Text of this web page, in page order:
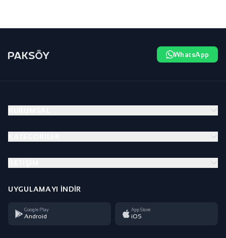
WhatsApp
UYGULAMAYI İNDIR
Google Play
Android
App Store
iOS